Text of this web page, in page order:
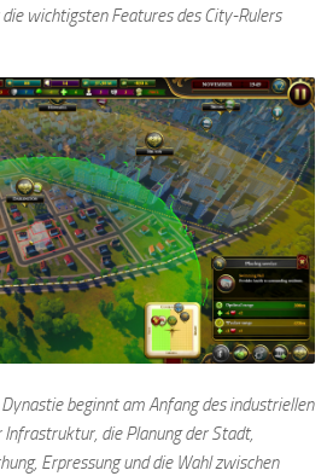
wichtigsten Features des City-Rulers
beginnt am Anfang des industriellen
die Planung der Stadt,
Erpressung und die Wahl zwischen